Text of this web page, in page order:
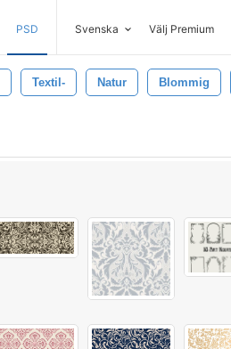
PSD Svenska Välj Premium
Textil- Natur Blommig